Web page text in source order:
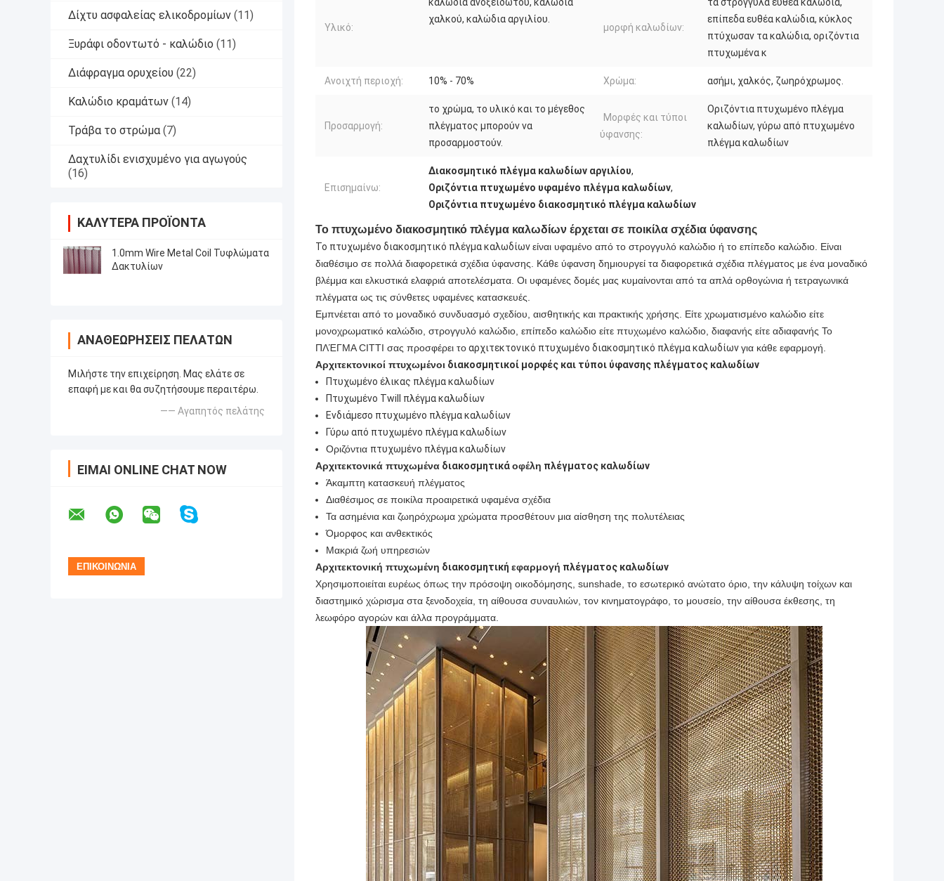
Δίχτυ ασφαλείας ελικοδρομίων (11)
Ξυράφι οδοντωτό - καλώδιο (11)
Διάφραγμα ορυχείου (22)
Καλώδιο κραμάτων (14)
Τράβα το στρώμα (7)
Δαχτυλίδι ενισχυμένο για αγωγούς
(16)
ΚΑΛΎΤΕΡΑ ΠΡΟΪΌΝΤΑ
1.0mm Wire Metal Coil Τυφλώματα
Δακτυλίων
ΑΝΑΘΕΩΡΉΣΕΙΣ ΠΕΛΑΤΏΝ
Μιλήστε την επιχείρηση. Μας ελάτε σε
επαφή με και θα συζητήσουμε περαιτέρω.
—— Αγαπητός πελάτης
ΕΊΜΑΙ ONLINE CHAT NOW
Υλικό:
καλώδια ανοξείδωτου, καλώδια
χαλκού, καλώδια αργιλίου.
μορφή καλωδίων:
τα στρογγυλά ευθέα καλώδια,
επίπεδα ευθέα καλώδια, κύκλος
πτύχωσαν τα καλώδια, οριζόντια
πτυχωμένα κ
Ανοιχτή περιοχή: 10% - 70% Χρώμα: ασήμι, χαλκός, ζωηρόχρωμος.
Προσαρμογή:
το χρώμα, το υλικό και το μέγεθος
πλέγματος μπορούν να
προσαρμοστούν.
Μορφές και τύποι
ύφανσης:
Οριζόντια πτυχωμένο πλέγμα
καλωδίων, γύρω από πτυχωμένο
πλέγμα καλωδίων
Επισημαίνω:
Διακοσμητικό πλέγμα καλωδίων αργιλίου,
Οριζόντια πτυχωμένο υφαμένο πλέγμα καλωδίων,
Οριζόντια πτυχωμένο διακοσμητικό πλέγμα καλωδίων
Το πτυχωμένο διακοσμητικό πλέγμα καλωδίων έρχεται σε ποικίλα σχέδια ύφανσης
Το πτυχωμένο διακοσμητικό πλέγμα καλωδίωνείναι υφαμένο από το στρογγυλό καλώδιο ή το επίπεδο καλώδιο. Είναι
διαθέσιμο σε πολλά διαφορετικά σχέδια ύφανσης. Κάθε ύφανση δημιουργεί τα διαφορετικά σχέδια πλέγματος με ένα μοναδικό
βλέμμα και ελκυστικά ελαφριά αποτελέσματα. Οι υφαμένες δομές μας κυμαίνονται από τα απλά ορθογώνια ή τετραγωνικά
πλέγματα ως τις σύνθετες υφαμένες κατασκευές.
Εμπνέεται από το μοναδικό συνδυασμό σχεδίου, αισθητικής και πρακτικής χρήσης. Είτε χρωματισμένο καλώδιο είτε
μονοχρωματικό καλώδιο, στρογγυλό καλώδιο, επίπεδο καλώδιο είτε πτυχωμένο καλώδιο, διαφανής είτε αδιαφανής Το
ΠΛΈΓΜΑ CITTI σας προσφέρει τοαρχιτεκτονικό πτυχωμένο διακοσμητικό πλέγμα καλωδίωνγια κάθε εφαρμογή.
Αρχιτεκτονικοί πτυχωμένοι διακοσμητικοί μορφές και τύποι ύφανσης πλέγματος καλωδίων
Πτυχωμένο έλικας πλέγμα καλωδίων
Πτυχωμένο Twill πλέγμα καλωδίων
Ενδιάμεσο πτυχωμένο πλέγμα καλωδίων
Γύρω από πτυχωμένο πλέγμα καλωδίων
Οριζόντια πτυχωμένο πλέγμα καλωδίων
Αρχιτεκτονικά πτυχωμένα διακοσμητικάοφέλη πλέγματος καλωδίων
Άκαμπτη κατασκευή πλέγματος
Διαθέσιμος σε ποικίλα προαιρετικά υφαμένα σχέδια
Τα ασημένια και ζωηρόχρωμα χρώματα προσθέτουν μια αίσθηση της πολυτέλειας
Όμορφος και ανθεκτικός
Μακριά ζωή υπηρεσιών
Αρχιτεκτονική πτυχωμένη διακοσμητική εφαρμογή πλέγματος καλωδίων
Χρησιμοποιείται ευρέως όπως την πρόσοψη οικοδόμησης, sunshade, το εσωτερικό ανώτατο όριο, την κάλυψη τοίχων και
διαστημικό χώρισμα στα ξενοδοχεία, τη αίθουσα συναυλιών, τον κινηματογράφο, το μουσείο, την αίθουσα έκθεσης, τη
λεωφόρο αγορών και άλλα προγράμματα.